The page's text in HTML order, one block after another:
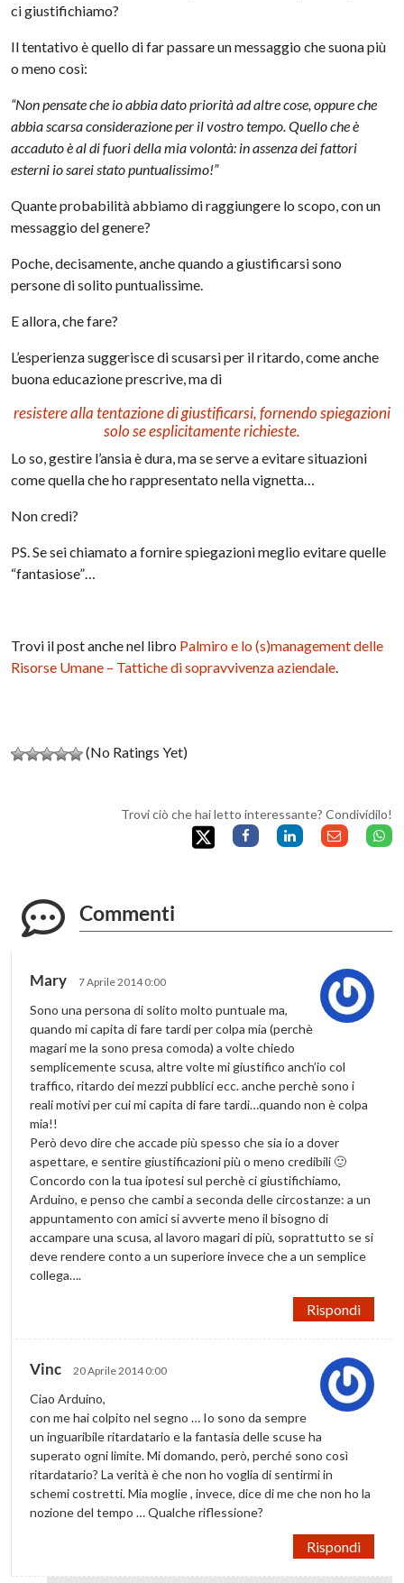
ci giustifichiamo?
Il tentativo è quello di far passare un messaggio che suona più
o meno così:
“Non pensate che io abbia dato priorità ad altre cose, oppure che
abbia scarsa considerazione per il vostro tempo. Quello che è
accaduto è al di fuori della mia volontà: in assenza dei fattori
esterni io sarei stato puntualissimo!”
Quante probabilità abbiamo di raggiungere lo scopo, con un
messaggio del genere?
Poche, decisamente, anche quando a giustificarsi sono
persone di solito puntualissime.
E allora, che fare?
L’esperienza suggerisce di scusarsi per il ritardo, come anche
buona educazione prescrive, ma di
resistere alla tentazione di giustificarsi, fornendo spiegazioni
solo se esplicitamente richieste.
Lo so, gestire l’ansia è dura, ma se serve a evitare situazioni
come quella che ho rappresentato nella vignetta…
Non credi?
PS. Se sei chiamato a fornire spiegazioni meglio evitare quelle
“fantasiose”…
Trovi il post anche nel libro Palmiro e lo (s)management delle
Risorse Umane – Tattiche di sopravvivenza aziendale.
(No Ratings Yet)
Trovi ciò che hai letto interessante? Condividilo!
Commenti
Mary 7 Aprile 2014 0:00
Sono una persona di solito molto puntuale ma,
quando mi capita di fare tardi per colpa mia (perchè
magari me la sono presa comoda) a volte chiedo
semplicemente scusa, altre volte mi giustifico anch’io col
traffico, ritardo dei mezzi pubblici ecc. anche perchè sono i
reali motivi per cui mi capita di fare tardi…quando non è colpa
mia!!
Però devo dire che accade più spesso che sia io a dover
aspettare, e sentire giustificazioni più o meno credibili 🙂
Concordo con la tua ipotesi sul perchè ci giustifichiamo,
Arduino, e penso che cambi a seconda delle circostanze: a un
appuntamento con amici si avverte meno il bisogno di
accampare una scusa, al lavoro magari di più, soprattutto se si
deve rendere conto a un superiore invece che a un semplice
collega….
Rispondi
Vinc 20 Aprile 2014 0:00
Ciao Arduino,
con me hai colpito nel segno … Io sono da sempre
un inguaribile ritardatario e la fantasia delle scuse ha
superato ogni limite. Mi domando, però, perché sono così
ritardatario? La verità è che non ho voglia di sentirmi in
schemi costretti. Mia moglie , invece, dice di me che non ho la
nozione del tempo … Qualche riflessione?
Rispondi